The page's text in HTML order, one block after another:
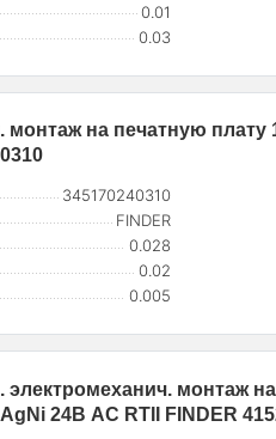
0.01
0.03
монтаж на печатную плату
345170240310
FINDER
0.028
0.02
0.005
монтаж
24В AC RTII FINDER